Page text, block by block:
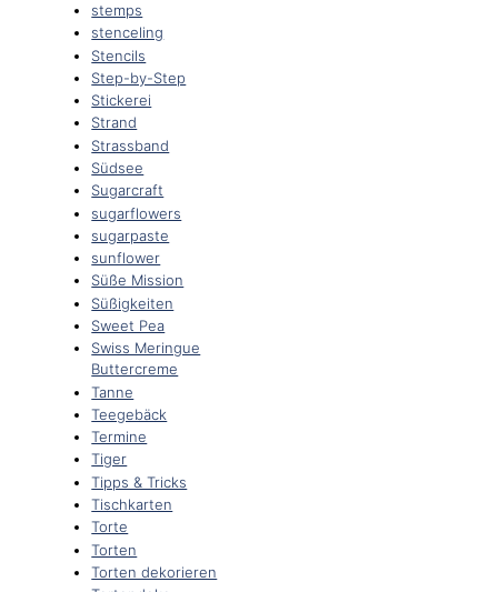
stemps
stenceling
Stencils
Step-by-Step
Stickerei
Strand
Strassband
Südsee
Sugarcraft
sugarflowers
sugarpaste
sunflower
Süße Mission
Süßigkeiten
Sweet Pea
Swiss Meringue
Buttercreme
Tanne
Teegebäck
Termine
Tiger
Tipps & Tricks
Tischkarten
Torte
Torten
Torten dekorieren